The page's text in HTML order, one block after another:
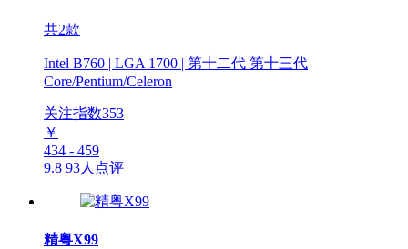
共2款
Intel B760 | LGA 1700 | 第十二代 第十三代
Core/Pentium/Celeron
关注指数353
￥
434 - 459
9.8 93人点评
精粤X99